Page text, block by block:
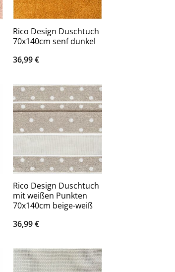
Rico Design Duschtuch
70x140cm senf dunkel
36,99€
Rico Design Duschtuch
mit weißen Punkten
70x140cm beige-weiß
36,99€